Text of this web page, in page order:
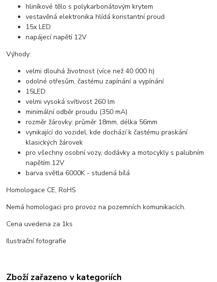
hliníkové tělo s polykarbonátovým krytem
vestavěná elektronika hlídá konstantní proud
15x LED
napájecí napětí 12V
Výhody:
velmi dlouhá životnost (více než 40 000 h)
odolné otřesům, častému zapínání a vypínání
15LED
velmi vysoká svítivost 260 lm
minimální odběr proudu (350 mA)
rozměr žárovky: průměr 18mm, délka 56mm
vynikající do vozidel, kde dochází k častému praskání
klasických žárovek
pro všechny osobní vozy, dodávky a motocykly s palubním
napětím 12V
barva světla 6000K - studená bílá
Homologace CE, RoHS
Nemá homologaci pro provoz na pozemních komunikacích.
Cena uvedena za 1ks
Ilustrační fotografie
Zboží zařazeno v kategoriích